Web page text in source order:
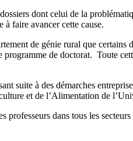
dont celui de la
faire avancer cette cause.
de génie rural que
de doctorat. Toute
suite à des démarches
et de l’Alimentation de
dans tous les